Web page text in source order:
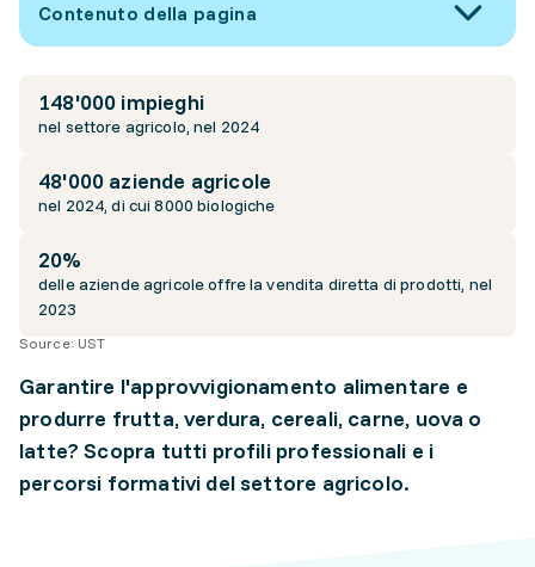
Contenuto della pagina
148'000 impieghi
nel settore agricolo, nel 2024
48'000 aziende agricole
nel 2024, di cui 8000 biologiche
20%
delle aziende agricole offre la vendita diretta di prodotti, nel
2023
Source: UST
Garantire l'approvvigionamento alimentare e
produrre frutta, verdura, cereali, carne, uova o
latte? Scopra tutti profili professionali e i
percorsi formativi del settore agricolo.